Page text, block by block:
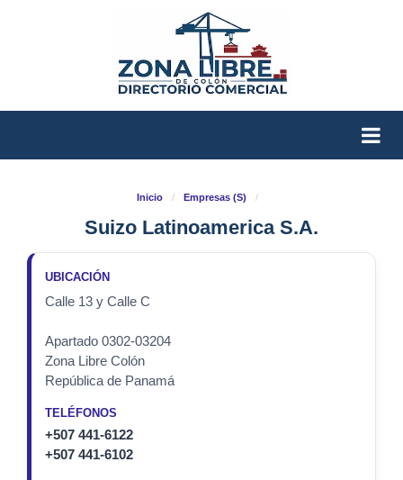
Inicio / Empresas (S) /
Suizo Latinoamerica S.A.
UBICACIÓN
Calle 13 y Calle C
Apartado 0302-03204
Zona Libre Colón
República de Panamá
TELÉFONOS
+507 441-6122
+507 441-6102